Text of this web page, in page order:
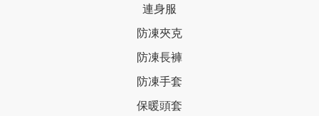
連身服
防凍夾克
防凍長褲
防凍手套
保暖頭套